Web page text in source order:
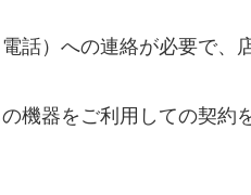
話）への連絡が必要で、
機器をご利用しての契